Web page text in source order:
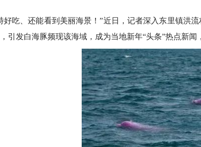
、还能看到美丽海景！”近日，记者深入东里镇洪
引发白海豚频现该海域，成为当地新年“头条”热点新闻